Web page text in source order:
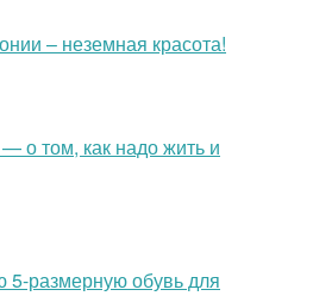
– неземная красота!
о том, как надо жить и
5-размерную обувь для